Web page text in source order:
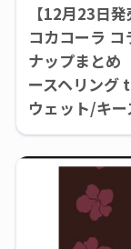
【12月23日
コカコーラ
ナップまとめ
ースヘリング
ウェット/キー